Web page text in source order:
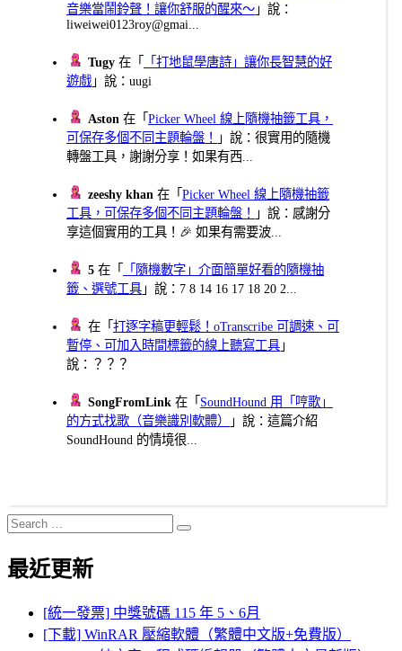
音樂當鬧鈴聲！讓你舒服的醒來～ 」說：
liweiwei0123roy@gmai...
Tugy 在「
「打地鼠學唐詩」讓你長智慧的好
遊戲 」說：uugi
Aston 在「Picker Wheel 線上隨機抽籤工具，
可保存多個不同主題輪盤！
」說：很實用的隨機
轉盤工具，謝謝分享！如果有西...
zeeshy khan 在「Picker Wheel 線上隨機抽籤
工具，可保存多個不同主題輪盤！
」說：感謝分
享這個實用的工具！🎉 如果有需要波...
5 在「
「隨機數字」介面簡單好看的隨機抽
籤、選號工具 」說：7 8 14 16 17 18 20 2...
在「打逐字稿更輕鬆！oTranscribe 可調速、可
暫停、可加入時間標籤的線上聽寫工具 」
說：？？？
SongFromLink 在「 SoundHound 用「哼歌」
的方式找歌（音樂識別軟體）
」說：這篇介紹
SoundHound 的情境很...
Search
for:
Search
最近更新
[統一發票] 中獎號碼 115 年 5、6月
[下載] WinRAR 壓縮軟體（繁體中文版+免費版）